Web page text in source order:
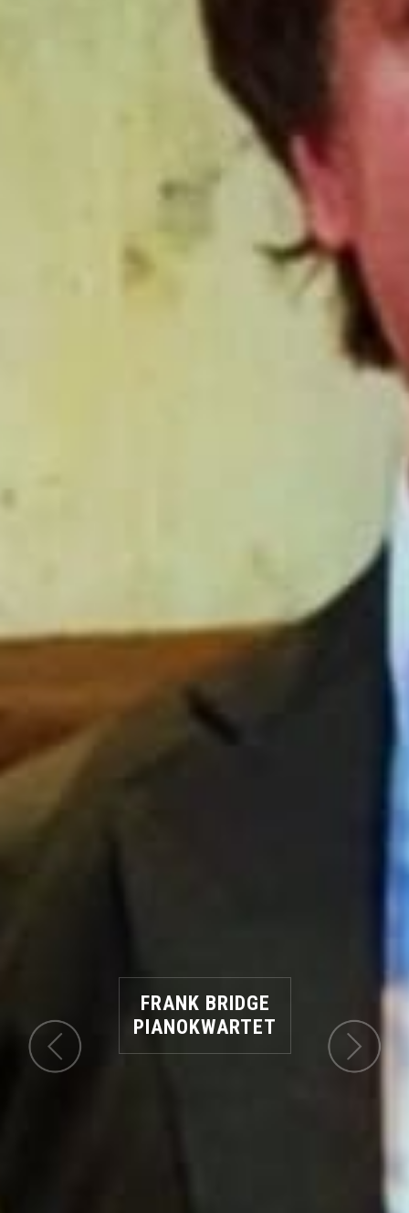
FRANK BRIDGE
PIANOKWARTET